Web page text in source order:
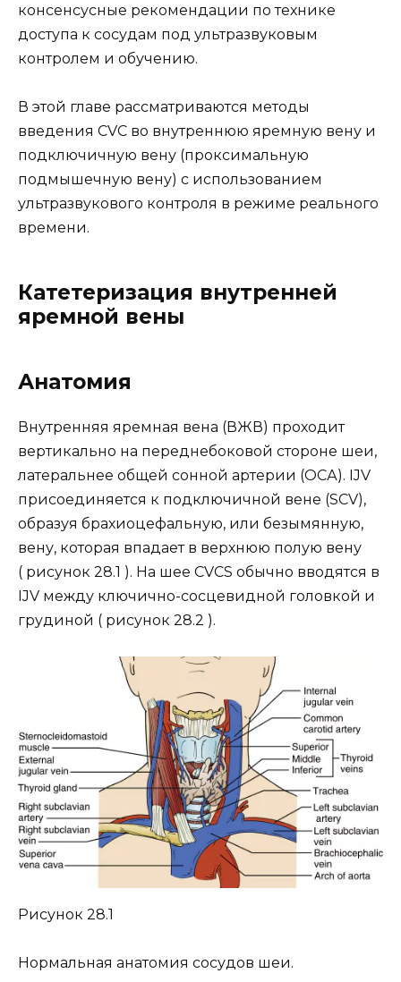
консенсусные рекомендации по технике
доступа к сосудам под ультразвуковым
контролем и обучению.
В этой главе рассматриваются методы
введения CVC во внутреннюю яремную вену и
подключичную вену (проксимальную
подмышечную вену) с использованием
ультразвукового контроля в режиме реального
времени.
Катетеризация внутренней
яремной вены
Анатомия
Внутренняя яремная вена (ВЖВ) проходит
вертикально на переднебоковой стороне шеи,
латеральнее общей сонной артерии (ОСА). IJV
присоединяется к подключичной вене (SCV),
образуя брахиоцефальную, или безымянную,
вену, которая впадает в верхнюю полую вену
( рисунок 28.1 ). На шее CVCS обычно вводятся в
IJV между ключично-сосцевидной головкой и
грудиной ( рисунок 28.2 ).
Рисунок 28.1
Нормальная анатомия сосудов шеи.